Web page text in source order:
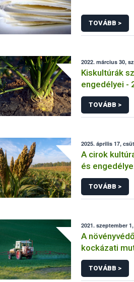
TOVÁBB >
2022. március 30,
Kiskultúrák
engedélyei -
TOVÁBB >
2025. április 17,
A cirok
és
TOVÁBB >
2021. szeptember
A
kockázati
(2011-2019)
TOVÁBB >